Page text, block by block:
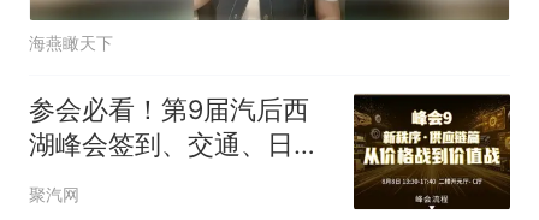
海燕瞰天下
参会必看！第9届汽后西
湖峰会签到、交通、日程
完整指引
聚汽网